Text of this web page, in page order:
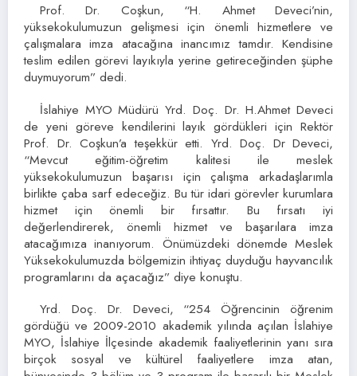
Prof. Dr. Coşkun, “H. Ahmet Deveci’nin,
yüksekokulumuzun gelişmesi için önemli hizmetlere ve
çalışmalara imza atacağına inancımız tamdır. Kendisine
teslim edilen görevi layıkıyla yerine getireceğinden şüphe
duymuyorum” dedi.
İslahiye MYO Müdürü Yrd. Doç. Dr. H.Ahmet Deveci
de yeni göreve kendilerini layık gördükleri için Rektör
Prof. Dr. Coşkun’a teşekkür etti. Yrd. Doç. Dr Deveci,
“Mevcut eğitim-öğretim kalitesi ile meslek
yüksekokulumuzun başarısı için çalışma arkadaşlarımla
birlikte çaba sarf edeceğiz. Bu tür idari görevler kurumlara
hizmet için önemli bir fırsattır. Bu fırsatı iyi
değerlendirerek, önemli hizmet ve başarılara imza
atacağımıza inanıyorum. Önümüzdeki dönemde Meslek
Yüksekokulumuzda bölgemizin ihtiyaç duyduğu hayvancılık
programlarını da açacağız” diye konuştu.
Yrd. Doç. Dr. Deveci, “254 Öğrencinin öğrenim
gördüğü ve 2009-2010 akademik yılında açılan İslahiye
MYO, İslahiye İlçesinde akademik faaliyetlerinin yanı sıra
birçok sosyal ve kültürel faaliyetlere imza atan,